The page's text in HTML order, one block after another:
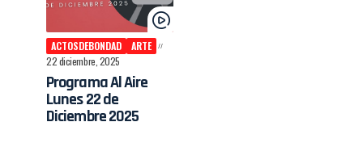
ACTOSDEBONDAD
ARTE
22 diciembre, 2025
Programa Al Aire
Lunes 22 de
Diciembre 2025